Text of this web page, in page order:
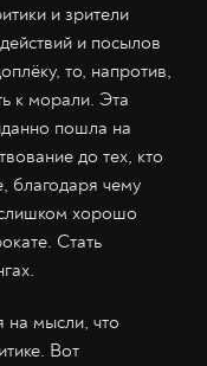
и зрители
и посылов
то, напротив,
к морали. Эта
пошла на
до тех, кто
благодаря чему
хорошо
Стать
мысли, что
Вот